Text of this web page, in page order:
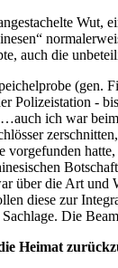
Wut,
auch die
Polizeistation
ich war
vorgefunden
über die Art und
diese zur
Die
Heimat